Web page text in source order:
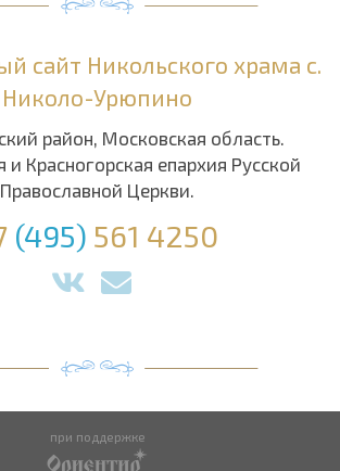
сайт Никольского храма с.
Николо-Урюпино
район, Московская область.
и Красногорская епархия Русской
Православной Церкви.
(495) 561 4250
при поддержке